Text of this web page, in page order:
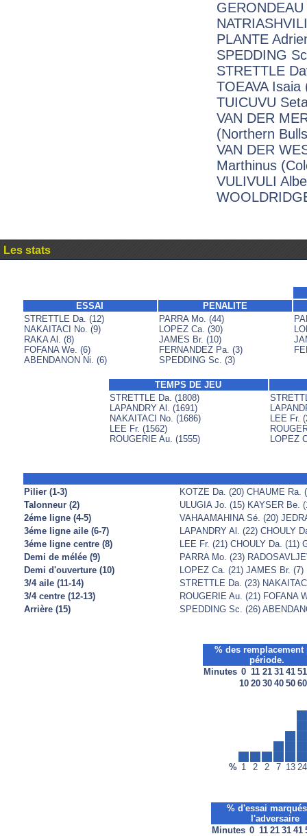
PLANTE
SPEDDING
STRETTLE
TOEAVA Isaia
TUICUVU
VAN DER
(Northern
VAN DER
Marthinus
VULIVULI
Les stats
ESSAI
PENALITE
STRETTLE Da. (12)
NAKAITACI No. (9)
RAKA Al. (8)
FOFANA We. (6)
ABENDANON Ni. (6)
PARRA Mo. (44)
LOPEZ Ca. (30)
JAMES Br. (10)
FERNANDEZ Pa. (3)
SPEDDING Sc. (3)
TEMPS DE JEU
STRETTLE Da. (1808)
LAPANDRY Al. (1691)
NAKAITACI No. (1686)
LEE Fr. (1562)
ROUGERIE Au. (1555)
LEE Fr.
LOPEZ
Pilier (1-3)
KOTZE Da. (20) CHAUME
Talonneur (2)
ULUGIA Jo. (15) KAYSER Be.
2éme ligne (4-5)
VAHAAMAHINA Sé. (20)
3éme ligne aile (6-7)
LAPANDRY Al. (22) CHOULY
3éme ligne centre (8)
LEE Fr. (21) CHOULY Da. (11)
Demi de mélée (9)
PARRA Mo. (23)
Demi d'ouverture (10)
LOPEZ Ca. (21) JAMES Br.
3/4 aile (11-14)
STRETTLE Da. (23)
3/4 centre (12-13)
ROUGERIE Au. (21) FOFANA
Arrière (15)
SPEDDING Sc. (26)
% des remplacement
période.
Minutes 0 11 21 31 41 51
10 20 30 40 50 60
% 1 2 2 7 13 24
% d'essai
l'adversaire
Minutes 0 11 21 31 41